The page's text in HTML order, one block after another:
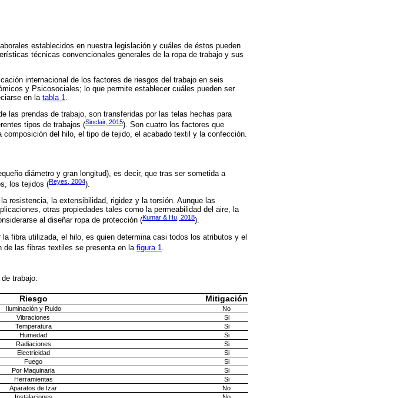
establecidos en nuestra legislación y cuáles de éstos pueden
técnicas convencionales generales de la ropa de trabajo y sus
internacional de los factores de riesgos del trabajo en seis
y Psicosociales; lo que permite establecer cuáles pueden ser
en la tabla 1
las prendas de trabajo, son transferidas por las telas hechas para
tipos de trabajos (Sinclair, 2015). Son cuatro los factores que
del hilo, el tipo de tejido, el acabado textil y la confección.
diámetro y gran longitud), es decir, que tras ser sometida a
los tejidos (Reyes, 2004).
resistencia, la extensibilidad, rigidez y la torsión. Aunque las
otras propiedades tales como la permeabilidad del aire, la
al diseñar ropa de protección (Kumar & Hu, 2018).
fibra utilizada, el hilo, es quien determina casi todos los atributos y el
de las fibras textiles se presenta en lafigura 1.
trabajo.
Riesgo Mitigación
Iluminación y Ruido
No
Vibraciones
Si
Temperatura
Si
Humedad
Si
Radiaciones
Si
Electricidad
Si
Fuego
Si
Por Maquinaria
Si
Herramientas
Si
Aparatos de Izar
No